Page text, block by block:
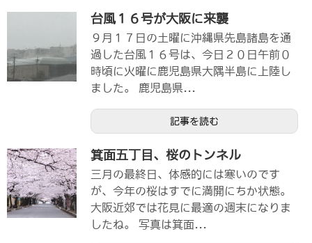
台風１６号が大阪に来襲
９月１７日の土曜に沖縄県先島諸島を通
過した台風１６号は、今日２０日午前０
時頃に火曜に鹿児島県大隅半島に上陸し
ました。 鹿児島県...
記事を読む
箕面五丁目、桜のトンネル
三月の最終日、体感的には寒いのです
が、今年の桜はすでに満開にちか状態。
大阪近郊では花見に最適の週末になりま
したね。 写真は箕面...